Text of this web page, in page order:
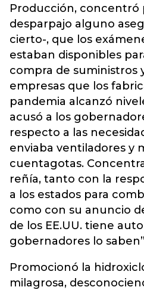
Producción, concentró
desparpajo alguno
cierto-, que los
estaban disponibles
compra de suministros
empresas que los
pandemia alcanzó
acusó a los
respecto a las
enviaba ventiladores y
cuentagotas.
reñía, tanto con la
a los estados para
como con su anuncio
de los EE.UU. tiene
gobernadores lo
Promocionó la
milagrosa,